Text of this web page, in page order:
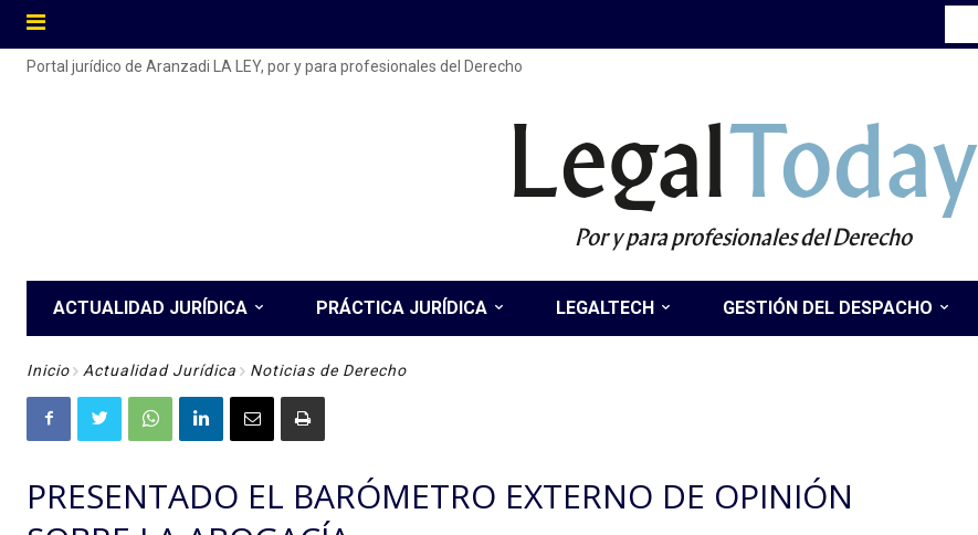
Portal jurídico de Aranzadi LA LEY, por y para profesionales del Derecho
LegalToday
Por y para profesionales del Derecho
ACTUALIDAD JURÍDICA PRÁCTICA JURÍDICA LEGALTECH GESTIÓN DEL DESPACHO
Inicio Actualidad Jurídica Noticias de Derecho
PRESENTADO EL BARÓMETRO EXTERNO DE OPINIÓN